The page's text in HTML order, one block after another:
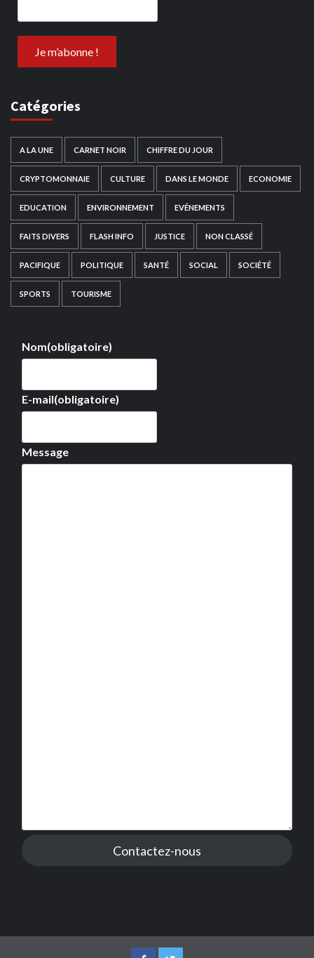
Catégories
A LA UNE CARNET NOIR CHIFFRE DU JOUR
CRYPTOMONNAIE CULTURE DANS LE MONDE ECONOMIE
EDUCATION ENVIRONNEMENT EVÉNEMENTS
FAITS DIVERS FLASH INFO JUSTICE NON CLASSÉ
PACIFIQUE POLITIQUE SANTÉ SOCIAL SOCIÉTÉ
SPORTS TOURISME
Nom(obligatoire)
E-mail(obligatoire)
Message
Contactez-nous